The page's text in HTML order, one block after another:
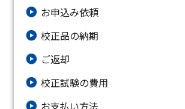
お申込み依頼
校正品の納期
ご返却
校正試験の費用
お支払い方法